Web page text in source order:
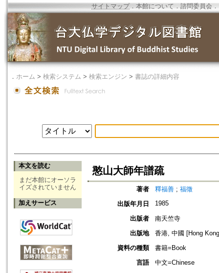
サイトマップ．本館について ． 諮問委員会 ．
． ホーム > 検索システム > 検索エンジン > 書誌の詳細内容
本文を読む
まだ本館にオーソラ
イズされていません
加えサービス
憨山大師年譜疏
著者 釋福善 ; 福徵
出版年月日
1985
出版者
南天竺寺
出版地
香港, 中國 [Hong
資料の種類
書籍=Book
言語
中文=Chinese